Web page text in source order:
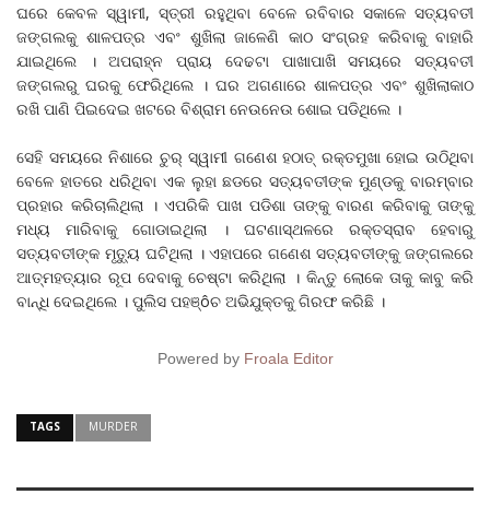
ଘରେ କେବଳ ସ୍ୱାମୀ, ସ୍ତ୍ରୀ ରହୁଥିବା ବେଳେ ରବିବାର ସକାଳେ ସତ୍ୟବତୀ
ଜଙ୍ଗଲକୁ ଶାଳପତ୍ର ଏବଂ ଶୁଖିଲା ଜାଳେଣି କାଠ ସଂଗ୍ରହ କରିବାକୁ ବାହାରି
ଯାଇଥିଲେ । ଅପରାହ୍ନ ପ୍ରାୟ ଦେଢଟା ପାଖାପାଖି ସମୟରେ ସତ୍ୟବତୀ
ଜଙ୍ଗଲରୁ ଘରକୁ ଫେରିଥିଲେ । ଘର ଅଗଣାରେ ଶାଳପତ୍ର ଏବଂ ଶୁଖିଲାକାଠ
ରଖି ପାଣି ପିଇଦେଇ ଖଟରେ ବିଶ୍ରାମ ନେଉନେଉ ଶୋଇ ପଡିଥିଲେ ।
ସେହି ସମୟରେ ନିଶାରେ ଚୁର୍ ସ୍ୱାମୀ ଗଣେଶ ହଠାତ୍ ରକ୍ତମୁଖା ହୋଇ ଉଠିଥିବା
ବେଳେ ହାତରେ ଧରିଥିବା ଏକ ଲୁହା ଛଡରେ ସତ୍ୟବତୀଙ୍କ ମୁଣ୍ଡକୁ ବାରମ୍ବାର
ପ୍ରହାର କରିଚାଲିଥିଲା । ଏପରିକି ପାଖ ପଡିଶା ତାଙ୍କୁ ବାରଣ କରିବାକୁ ତାଙ୍କୁ
ମଧ୍ୟ ମାରିବାକୁ ଗୋଡାଇଥିଲା । ଘଟଣାସ୍ଥଳରେ ରକ୍ତସ୍ରାବ ହେବାରୁ
ସତ୍ୟବତୀଙ୍କ ମୃତ୍ୟୁ ଘଟିଥିଲା । ଏହାପରେ ଗଣେଶ ସତ୍ୟବତୀଙ୍କୁ ଜଙ୍ଗଲରେ
ଆତ୍ମହତ୍ୟାର ରୂପ ଦେବାକୁ ଚେଷ୍ଟା କରିଥିଲା । କିନ୍ତୁ ଲୋକେ ତାକୁ କାବୁ କରି
ବାନ୍ଧି ଦେଇଥିଲେ । ପୁଲିସ ପହଞ୍ôଚ ଅଭିଯୁକ୍ତକୁ ଗିରଫ କରିଛି ।
Powered by Froala Editor
TAGS MURDER